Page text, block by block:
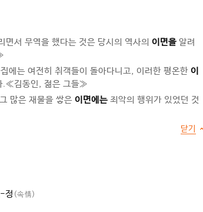
서 무역을 했다는 것은 당시의 역사의 이면을 알려
에는 여전히 취객들이 돌아다니고, 이러한 평온한 이
.≪김동인, 젊은 그들≫
많은 재물을 쌓은 이면에는 죄악의 행위가 있었던 것
닫기
정 (속情)